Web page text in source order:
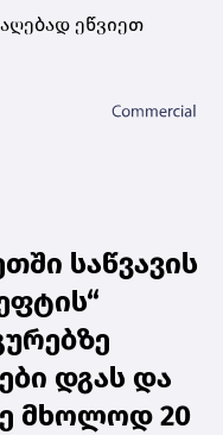
ეწვიეთ
საწვავის
დგას და
მხოლოდ 20